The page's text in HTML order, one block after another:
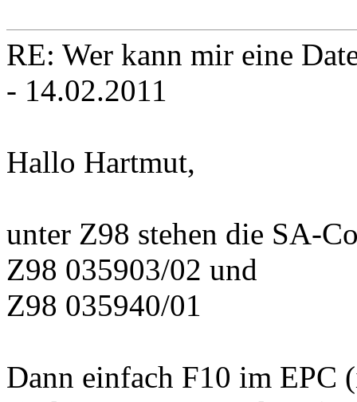
RE: Wer kann mir eine
- 14.02.2011
Hallo Hartmut,
unter Z98 stehen die SA-
Z98 035903/02 und
Z98 035940/01
Dann einfach F10 im EPC